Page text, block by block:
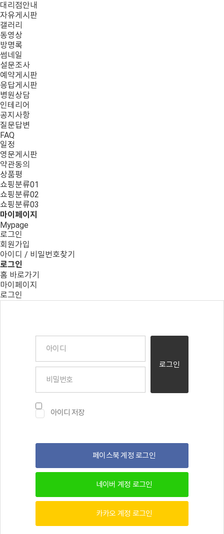
대리점안내
자유게시판
갤러리
동영상
방명록
썸네일
설문조사
예약게시판
응답게시판
병원상담
인테리어
공지사항
질문답변
FAQ
일정
영문게시판
약관동의
상품평
쇼핑분류01
쇼핑분류02
쇼핑분류03
마이페이지
Mypage
로그인
회원가입
아이디 / 비밀번호찾기
로그인
홈 바로가기
마이페이지
로그인
아이디
비밀번호
로그인
아이디 저장
페이스북 계정 로그인
네이버 계정 로그인
카카오 계정 로그인